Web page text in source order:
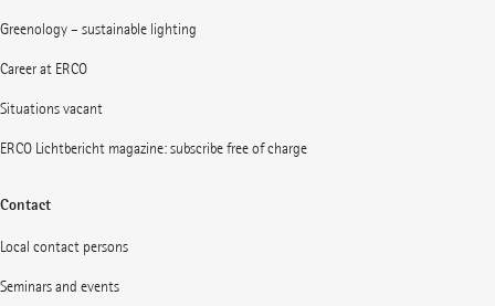
Greenology – sustainable lighting
Career at ERCO
Situations vacant
ERCO Lichtbericht magazine: subscribe free of charge
Contact
Local contact persons
Seminars and events